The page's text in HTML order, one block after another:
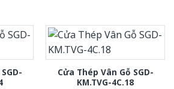
Cửa Thép Vân Gỗ SGD-
KM.TVG-4C.18